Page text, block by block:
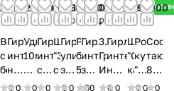
Веточка
с
бордовыми
листьями
0
200
₽
Гирлянда
интерьерная
нить,
100
0
1 200
₽
Удлинитель
10м
для
уличных
0
850
₽
Гирлянда
интерьерная
сеть,
240
0
899
₽
Щелкунчик
"Золотой
с
мечом"
0
3 900
₽
Гирлянда
уличный
занавес,
340
0
379
₽
Ранюнкулюс
белый
50см
0
1 200
₽
Гирлянда
интерьерный
занавес,
320
0
0
₽
3.7х1.2
Графитовый/
Изумрудный
Бассейн
0
1 100
₽
Гирлянда
интерьерная
нить
с 0
1 499
₽
"С
40см
0
799
₽
кукла
со0
3 900
₽
3 0